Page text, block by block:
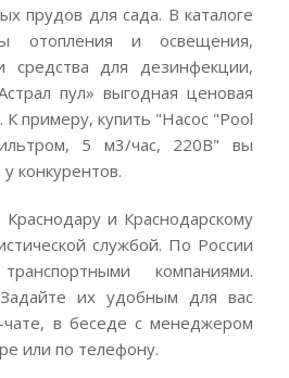
прудов для сада. В каталоге
отопления и освещения,
средства для дезинфекции,
пул» выгодная ценовая
К примеру, купить "Насос "Pool
5 м3/час, 220В" вы
конкурентов.
и Краснодарскому
службой. По России
компаниями.
их удобным для вас
в беседе с менеджером
или по телефону.